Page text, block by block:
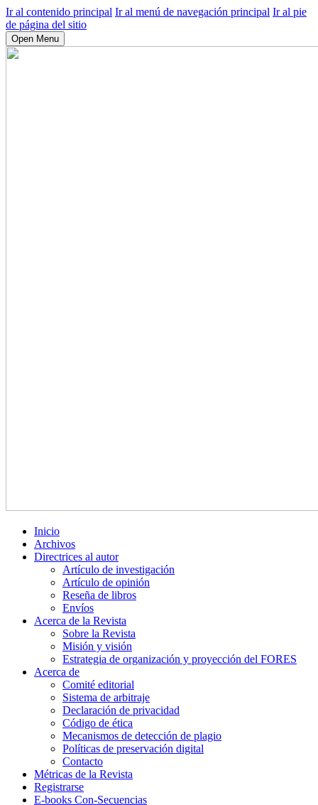
Ir al contenido principal Ir al menú de navegación principal Ir al pie
de página del sitio
Open Menu
Inicio
Archivos
Directrices al autor
Artículo de investigación
Artículo de opinión
Reseña de libros
Envíos
Acerca de la Revista
Sobre la Revista
Misión y visión
Estrategia de organización y proyección del FORES
Acerca de
Comité editorial
Sistema de arbitraje
Declaración de privacidad
Código de ética
Mecanismos de detección de plagio
Políticas de preservación digital
Contacto
Métricas de la Revista
Registrarse
E-books Con-Secuencias